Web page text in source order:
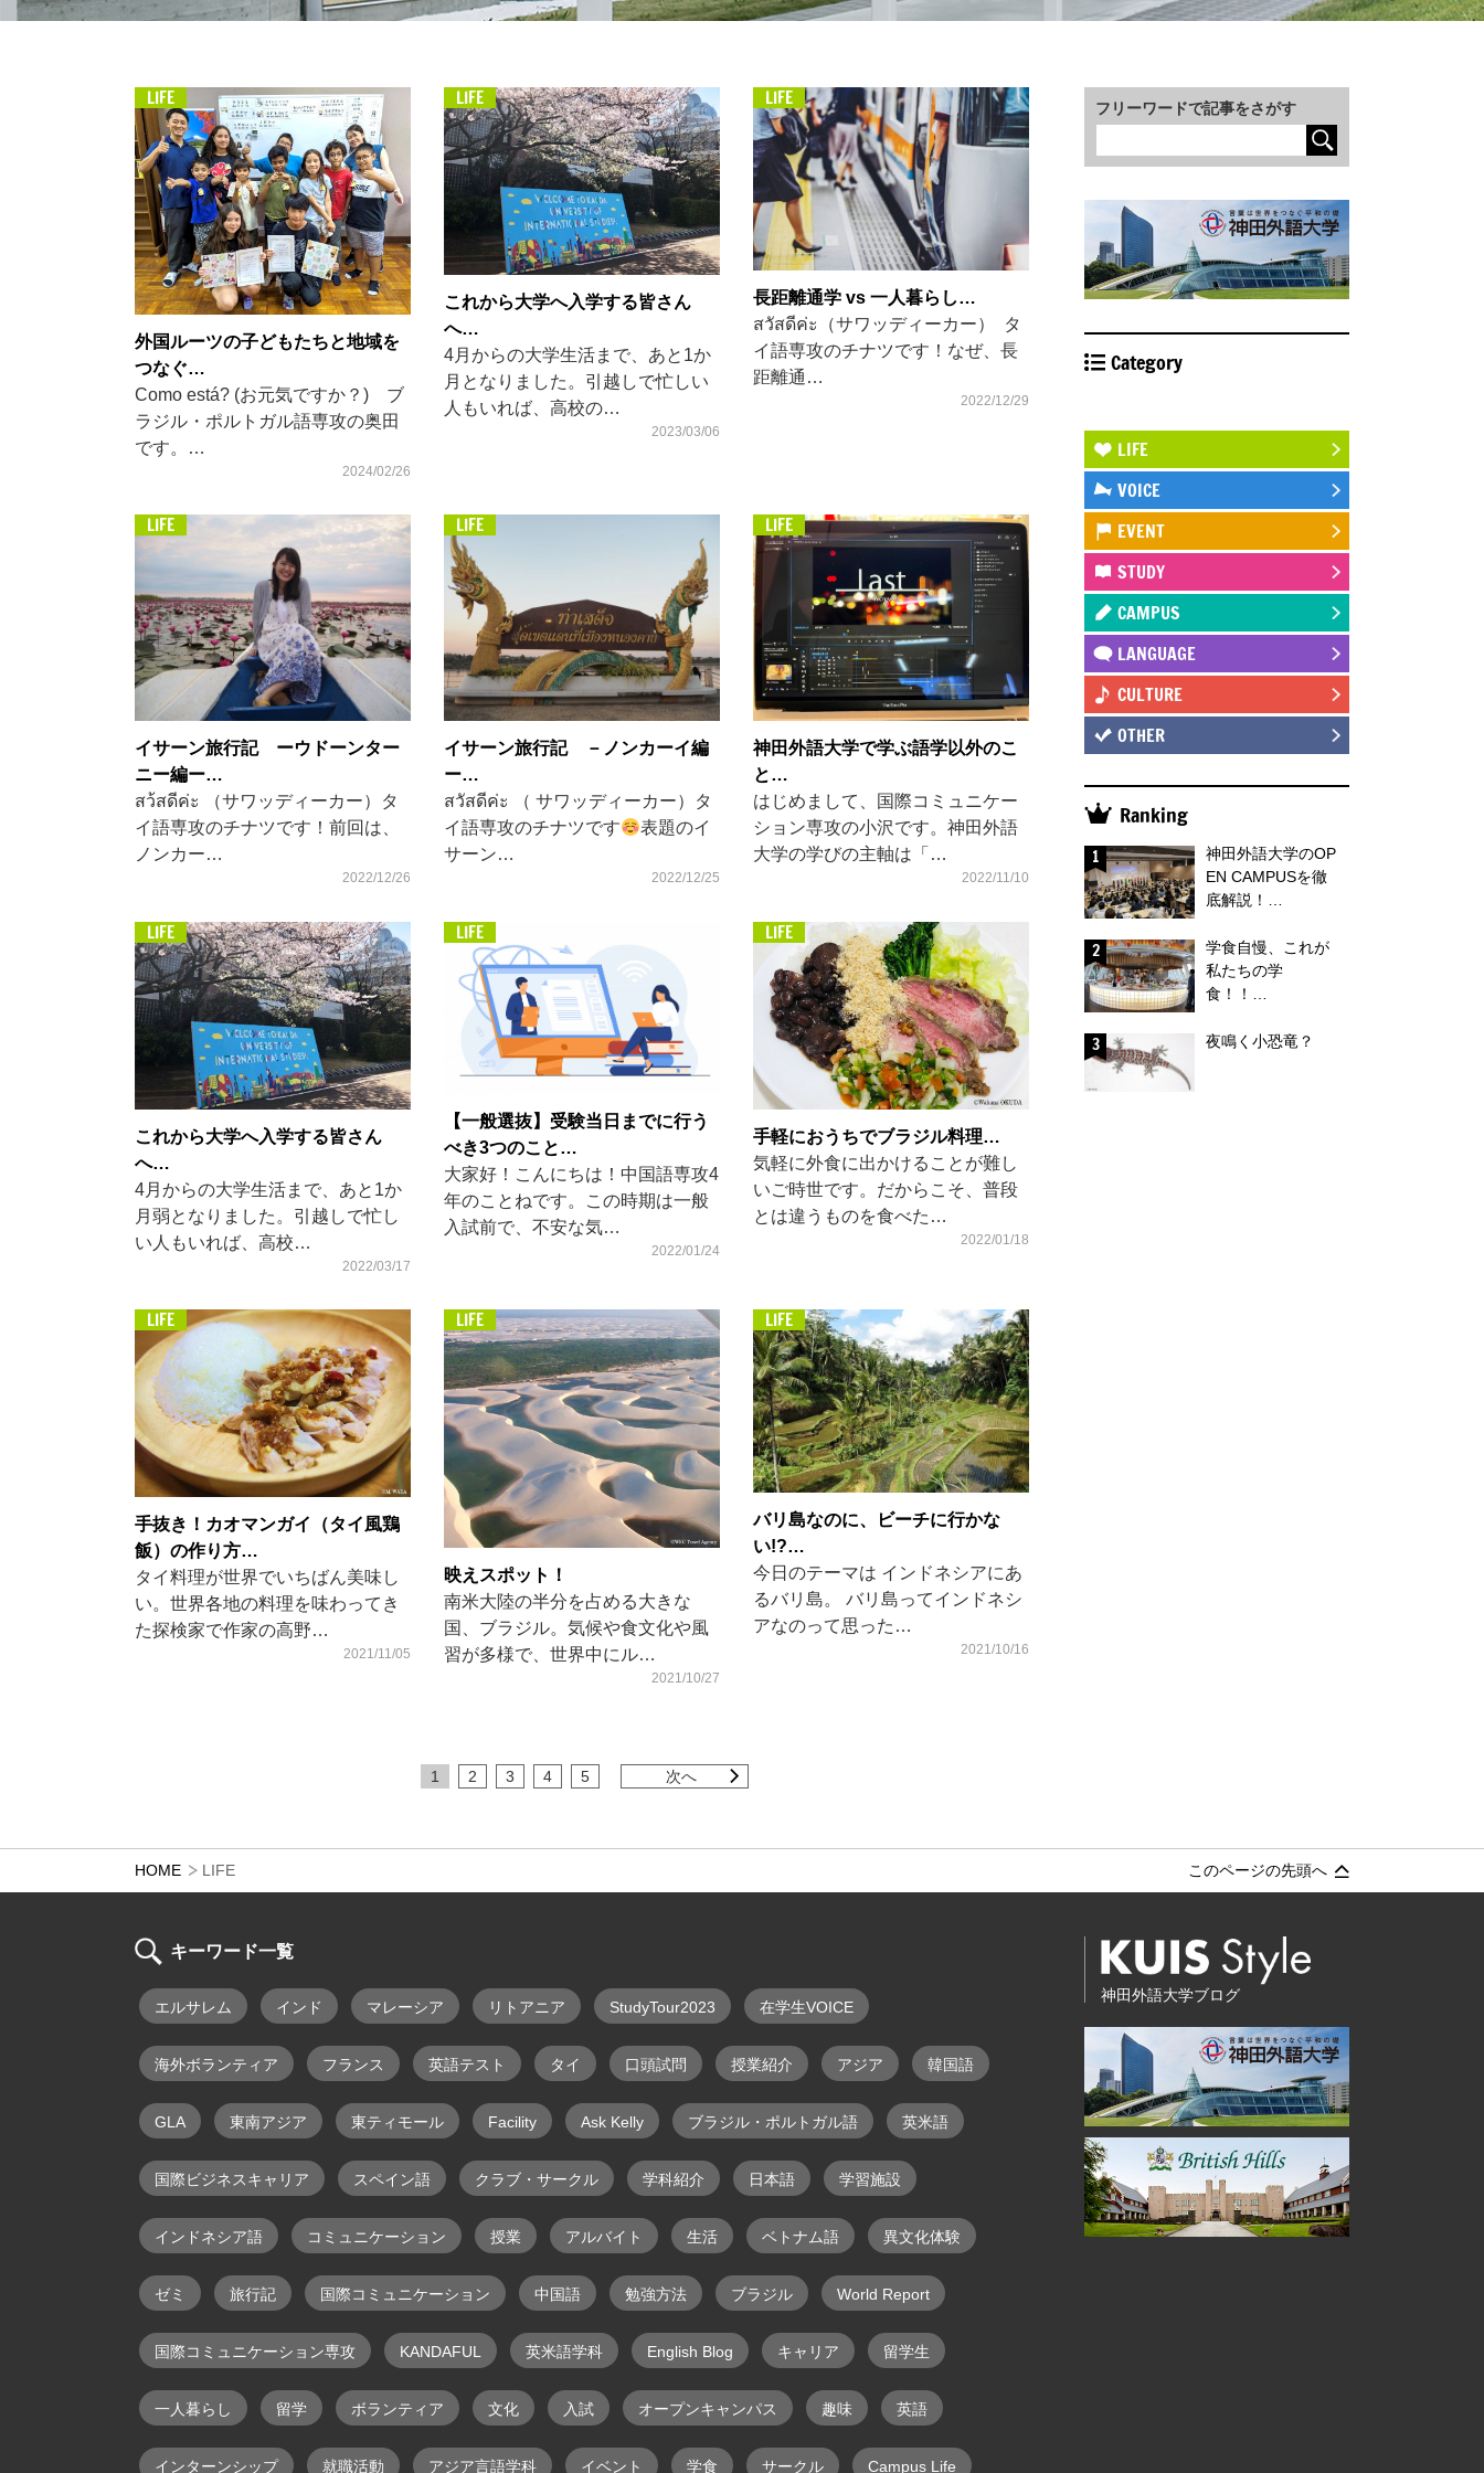
LIFE
外国ルーツの子どもたちと地域を
つなぐ…
Como está? (お元気ですか？) ブ
ラジル・ポルトガル語専攻の奥田
です。…
2024/02/26
LIFE
これから大学へ入学する皆さん
へ…
4月からの大学生活まで、あと1か
月となりました。引越しで忙しい
人もいれば、高校の…
2023/03/06
LIFE
長距離通学 vs 一人暮らし…
สวัสดีค่ะ（サワッディーカー） タ
イ語専攻のチナツです！なぜ、長
距離通…
2022/12/29
LIFE
イサーン旅行記 ーウドーンター
ニー編ー…
สว้สดีค่ะ （サワッディーカー）タ
イ語専攻のチナツです！前回は、
ノンカー…
2022/12/26
LIFE
イサーン旅行記 －ノンカーイ編
ー…
สวัสดีค่ะ （ サワッディーカー）タ
イ語専攻のチナツです
表題のイ
サーン…
2022/12/25
LIFE
神田外語大学で学ぶ語学以外のこ
と…
はじめまして、国際コミュニケー
ション専攻の小沢です。神田外語
大学の学びの主軸は「…
2022/11/10
LIFE
これから大学へ入学する皆さん
へ…
4月からの大学生活まで、あと1か
月弱となりました。引越しで忙し
い人もいれば、高校…
2022/03/17
LIFE
【一般選抜】受験当日までに行う
べき3つのこと…
大家好！こんにちは！中国語専攻4
年のことねです。この時期は一般
入試前で、不安な気…
2022/01/24
LIFE
手軽におうちでブラジル料理…
気軽に外食に出かけることが難し
いご時世です。だからこそ、普段
とは違うものを食べた…
2022/01/18
LIFE
手抜き！カオマンガイ（タイ風鶏
飯）の作り方…
タイ料理が世界でいちばん美味し
い。世界各地の料理を味わってき
た探検家で作家の高野…
2021/11/05
LIFE
映えスポット！
南米大陸の半分を占める大きな
国、ブラジル。気候や食文化や風
習が多様で、世界中にル…
2021/10/27
LIFE
バリ島なのに、ビーチに行かな
い!?…
今日のテーマは インドネシアにあ
るバリ島。 バリ島ってインドネシ
アなのって思った…
2021/10/16
1 2 3 4 5 次へ
フリーワードで記事をさがす
Category
LIFE
VOICE
EVENT
STUDY
CAMPUS
LANGUAGE
CULTURE
OTHER
Ranking
神田外語大学のOP
EN CAMPUSを徹
底解説！…
学食自慢、これが
私たちの学
食！！…
夜鳴く小恐竜？
HOME LIFE このページの先頭へ
キーワード一覧
エルサレム インド マレーシア リトアニア StudyTour2023 在学生VOICE
海外ボランティア フランス 英語テスト タイ 口頭試問 授業紹介 アジア 韓国語
GLA 東南アジア 東ティモール Facility Ask Kelly ブラジル・ポルトガル語 英米語
国際ビジネスキャリア スペイン語 クラブ・サークル 学科紹介 日本語 学習施設
インドネシア語 コミュニケーション 授業 アルバイト 生活 ベトナム語 異文化体験
ゼミ 旅行記 国際コミュニケーション 中国語 勉強方法 ブラジル World Report
国際コミュニケーション専攻 KANDAFUL 英米語学科 English Blog キャリア 留学生
一人暮らし 留学 ボランティア 文化 入試 オープンキャンパス 趣味 英語
インターンシップ 就職活動 アジア言語学科 イベント 学食 サークル Campus Life
神田外語大学ブログ